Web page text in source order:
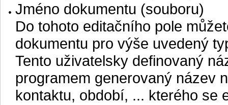
Jméno dokumentu (souboru)
Do tohoto editačního pole
dokumentu pro výše uvedený
Tento uživatelsky definovaný
programem generovaný název
kontaktu, období, ... kterého se